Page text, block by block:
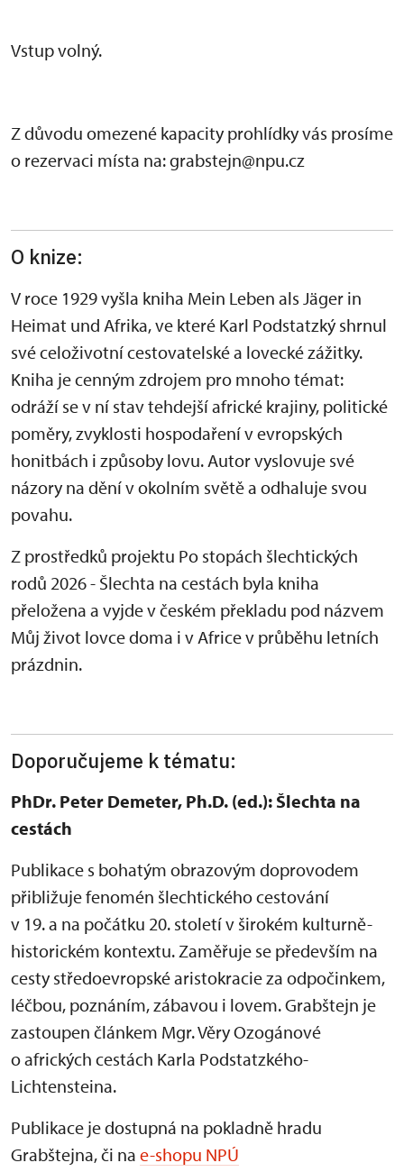
Vstup volný.
Z důvodu omezené kapacity prohlídky vás prosíme
o rezervaci místa na: grabstejn@npu.cz
O knize:
V roce 1929 vyšla kniha Mein Leben als Jäger in
Heimat und Afrika, ve které Karl Podstatzký shrnul
své celoživotní cestovatelské a lovecké zážitky.
Kniha je cenným zdrojem pro mnoho témat:
odráží se v ní stav tehdejší africké krajiny, politické
poměry, zvyklosti hospodaření v evropských
honitbách i způsoby lovu. Autor vyslovuje své
názory na dění v okolním světě a odhaluje svou
povahu.
Z prostředků projektu Po stopách šlechtických
rodů 2026 - Šlechta na cestách byla kniha
přeložena a vyjde v českém překladu pod názvem
Můj život lovce doma i v Africe v průběhu letních
prázdnin.
Doporučujeme k tématu:
PhDr. Peter Demeter, Ph.D. (ed.): Šlechta na
cestách
Publikace s bohatým obrazovým doprovodem
přibližuje fenomén šlechtického cestování
v 19. a na počátku 20. století v širokém kulturně-
historickém kontextu. Zaměřuje se především na
cesty středoevropské aristokracie za odpočinkem,
léčbou, poznáním, zábavou i lovem. Grabštejn je
zastoupen článkem Mgr. Věry Ozogánové
o afrických cestách Karla Podstatzkého-
Lichtensteina.
Publikace je dostupná na pokladně hradu
Grabštejna, či na e-shopu NPÚ